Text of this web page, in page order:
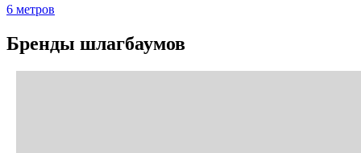
6 метров
Бренды шлагбаумов